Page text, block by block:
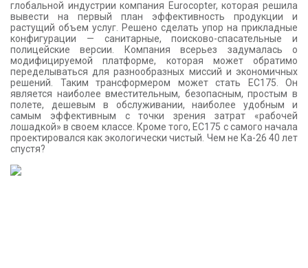
глобальной индустрии компания Eurocopter, которая решила
вывести на первый план эффективность продукции и
растущий объем услуг. Решено сделать упор на прикладные
конфигурации — санитарные, поисково-спасательные и
полицейские версии. Компания всерьез задумалась о
модифицируемой платформе, которая может обратимо
переделываться для разнообразных миссий и экономичных
решений. Таким трансформером может стать EC175. Он
является наиболее вместительным, безопасным, простым в
полете, дешевым в обслуживании, наиболее удобным и
самым эффективным с точки зрения затрат «рабочей
лошадкой» в своем классе. Кроме того, EC175 с самого начала
проектировался как экологически чистый. Чем не Ка-26 40 лет
спустя?